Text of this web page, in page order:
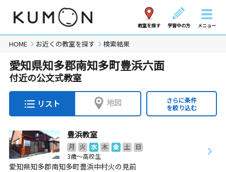
教室を探す 学習中の方 メニュー
HOME お近くの教室を探す 検索結果
愛知県知多郡南知多町豊浜六面
付近の公文式教室
リスト 地図
さらに条件
を絞り込む
豊浜教室
月 火 水 木 金 土
日
3歳～高校生
愛知県知多郡南知多町豊浜中村火の見前